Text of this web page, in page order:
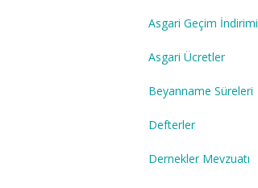
Asgari Geçim İndirimi
Asgari Ücretler
Beyanname Süreleri
Defterler
Dernekler Mevzuatı